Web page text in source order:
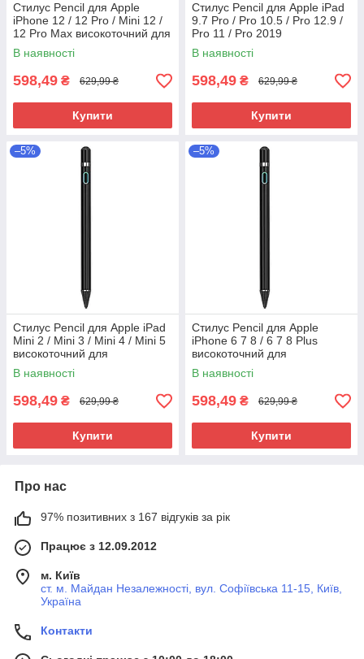
Стилус Pencil для Apple
iPhone 12 / 12 Pro / Mini 12 /
12 Pro Max високоточний для
малювання
В наявності
598,49 ₴ 629,99 ₴
Купити
Стилус Pencil для Apple iPad
9.7 Pro / Pro 10.5 / Pro 12.9 /
Pro 11 / Pro 2019
високоточний для
малювання
В наявності
598,49 ₴ 629,99 ₴
Купити
–5%
Стилус Pencil для Apple iPad
Mini 2 / Mini 3 / Mini 4 / Mini 5
високоточний для
малювання
В наявності
598,49 ₴ 629,99 ₴
Купити
–5%
Стилус Pencil для Apple
iPhone 6 7 8 / 6 7 8 Plus
високоточний для
малювання
В наявності
598,49 ₴ 629,99 ₴
Купити
Про нас
97% позитивних з 167 відгуків за рік
Працює з 12.09.2012
м. Київ
ст. м. Майдан Незалежності, вул. Софіївська 11-15, Київ,
Україна
Контакти